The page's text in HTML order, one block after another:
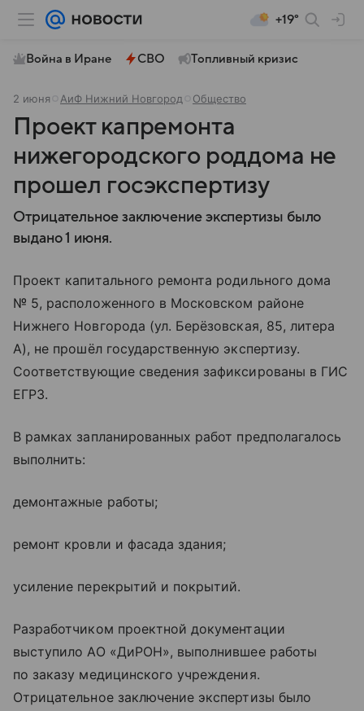
+19°
Война в Иране СВО Топливный кризис
2 июня АиФ Нижний Новгород Общество
Проект капремонта
нижегородского роддома не
прошел госэкспертизу
Отрицательное заключение экспертизы было
выдано 1 июня.
Проект капитального ремонта родильного дома
№ 5, расположенного в Московском районе
Нижнего Новгорода (ул. Берёзовская, 85, литера
А), не прошёл государственную экспертизу.
Соответствующие сведения зафиксированы в ГИС
ЕГРЗ.
В рамках запланированных работ предполагалось
выполнить:
демонтажные работы;
ремонт кровли и фасада здания;
усиление перекрытий и покрытий.
Разработчиком проектной документации
выступило АО «ДиРОН», выполнившее работы
по заказу медицинского учреждения.
Отрицательное заключение экспертизы было